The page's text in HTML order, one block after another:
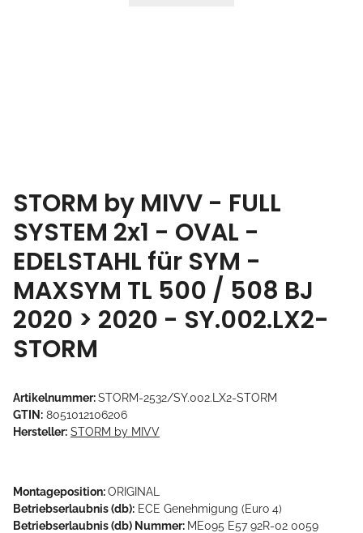
STORM by MIVV - FULL
SYSTEM 2x1 - OVAL -
EDELSTAHL für SYM -
MAXSYM TL 500 / 508 BJ
2020 > 2020 - SY.002.LX2-
STORM
Artikelnummer:STORM-2532/SY.002.LX2-STORM
GTIN: 8051012106206
Hersteller: STORM by MIVV
Montageposition:ORIGINAL
Betriebserlaubnis (db): ECE Genehmigung (Euro 4)
Betriebserlaubnis (db) Nummer: ME095 E57 92R-02 0059